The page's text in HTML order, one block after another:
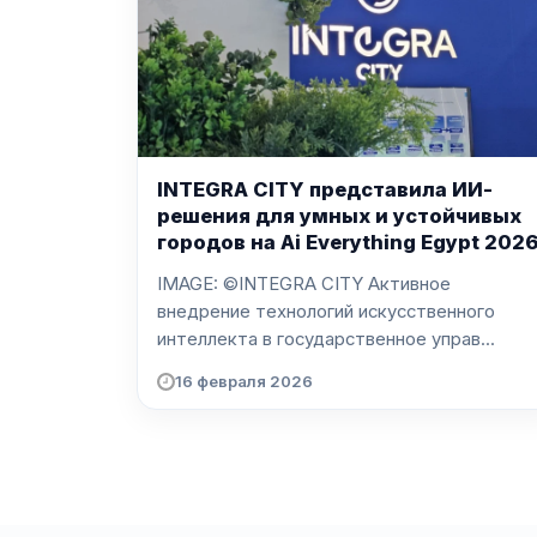
INTEGRA CITY представила ИИ-
решения для умных и устойчивых
городов на Ai Everything Egypt 2026
IMAGE: ©INTEGRA CITY Активное
внедрение технологий искусственного
интеллекта в государственное управ...
16 февраля 2026